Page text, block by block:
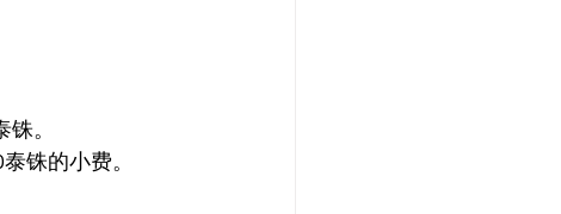
。
铢的小费。